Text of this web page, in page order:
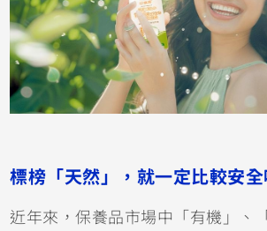
標榜「天然」，就一定比較安全
近年來，保養品市場中「有機」、